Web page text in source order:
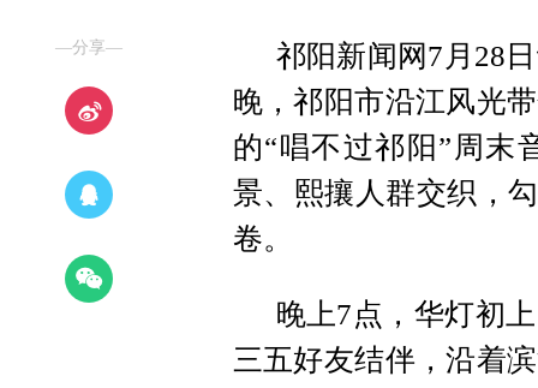
—分享—
祁阳新闻网7月28
晚，祁阳市沿江风光
的“唱不过祁阳”周末
景、熙攘人群交织，
卷。
晚上7点，华灯初
三五好友结伴，沿着